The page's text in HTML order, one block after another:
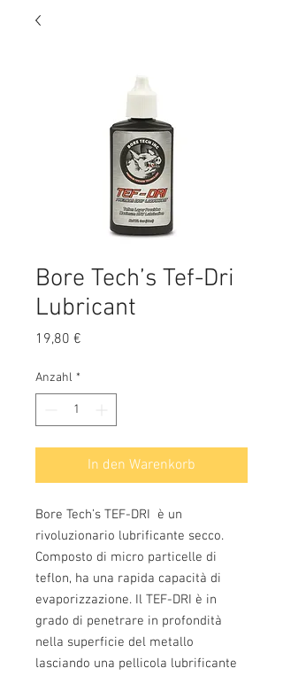
Bore Tech’s Tef-Dri
Lubricant
19,80 €
Anzahl *
In den Warenkorb
Bore Tech’s TEF-DRI è un
rivoluzionario lubrificante secco.
Composto di micro particelle di
teflon, ha una rapida capacità di
evaporizzazione. Il TEF-DRI è in
grado di penetrare in profondità
nella superficie del metallo
lasciando una pellicola lubrificante